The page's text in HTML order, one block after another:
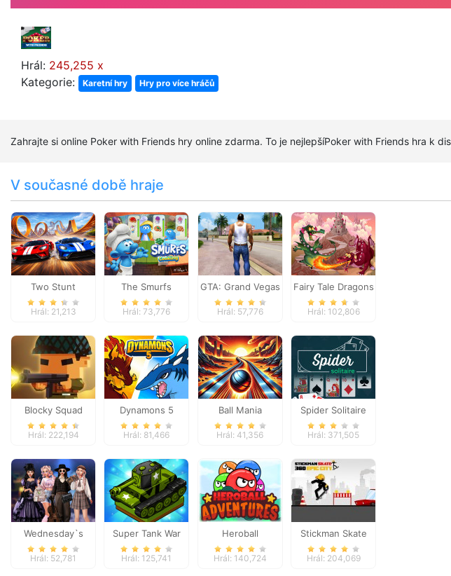
Hrál: 245,255 x
Kategorie:
Karetní hry Hry pro více hráčů
Zahrajte si online Poker with Friends hry online zdarma. To je nejlepšíPoker with Friends hra
V současné době hraje
Two Stunt
Supercars
Hrál: 21,213
The Smurfs
Cooking
Hrál: 73,776
GTA: Grand Vegas
Crime
Hrál: 57,776
Fairy Tale Dragons
Memory
Hrál: 102,806
Blocky Squad
Hrál: 222,194
Dynamons 5
Hrál: 81,466
Ball Mania
Hrál: 41,356
Spider Solitaire
Hrál: 371,505
Wednesday`s
Breakup Handbook
Hrál: 52,781
Super Tank War
Hrál: 125,741
Heroball
Adventures
Hrál: 140,724
Stickman Skate
360 Epic City
Hrál: 204,069